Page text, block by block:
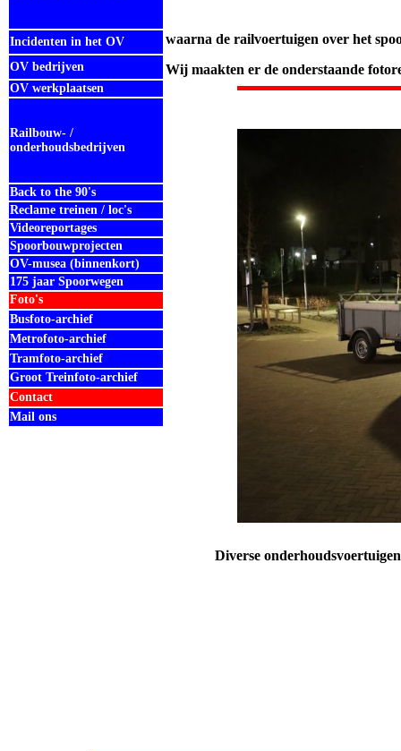
Incidenten in het OV waarna de railvoertuigen over het
Wij maakten er de onderstaande
OV bedrijven
OV werkplaatsen
Railbouw- /
onderhoudsbedrijven
Back to the 90's
Reclame treinen / loc's
Videoreportages
Spoorbouwprojecten
OV-musea (binnenkort)
175 jaar Spoorwegen
Foto's
Busfoto-archief
Metrofoto-archief
Tramfoto-archief
Groot Treinfoto-archief
Contact
Mail ons
Diverse